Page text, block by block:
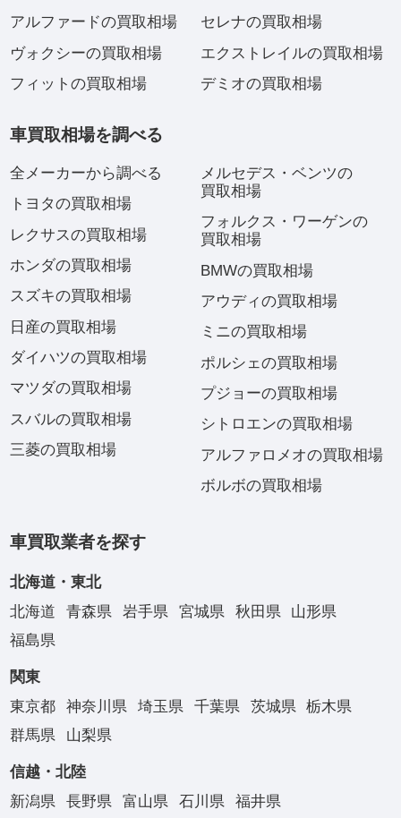
アルファードの買取相場
ヴォクシーの買取相場
フィットの買取相場
セレナの買取相場
エクストレイルの買取相場
デミオの買取相場
車買取相場を調べる
全メーカーから調べる
トヨタの買取相場
レクサスの買取相場
ホンダの買取相場
スズキの買取相場
日産の買取相場
ダイハツの買取相場
マツダの買取相場
スバルの買取相場
三菱の買取相場
メルセデス・ベンツの
買取相場
フォルクス・ワーゲンの
買取相場
BMWの買取相場
アウディの買取相場
ミニの買取相場
ポルシェの買取相場
プジョーの買取相場
シトロエンの買取相場
アルファロメオの買取相場
ボルボの買取相場
車買取業者を探す
北海道・東北
北海道
青森県 岩手県 宮城県 秋田県
山形県
福島県
関東
東京都
神奈川県 埼玉県 千葉県 茨城県
栃木県
群馬県
山梨県
信越・北陸
新潟県
長野県 富山県 石川県 福井県